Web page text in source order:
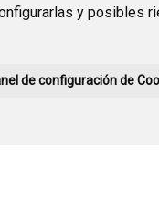
y posibles
de configuración de